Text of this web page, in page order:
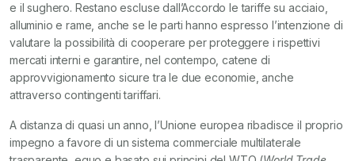
e il sughero. Restano escluse dall’Accordo le tariffe su acciaio,
alluminio e rame, anche se le parti hanno espresso l’intenzione di
valutare la possibilità di cooperare per proteggere i rispettivi
mercati interni e garantire, nel contempo, catene di
approvvigionamento sicure tra le due economie, anche
attraverso contingenti tariffari.
A distanza di quasi un anno, l’Unione europea ribadisce il proprio
impegno a favore di un sistema commerciale multilaterale